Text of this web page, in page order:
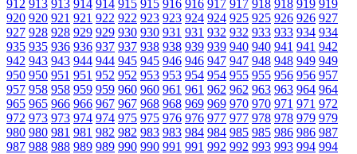
912 913 913 914 914 915 915 916 916 917 917 918 918 919 919
920 920 921 921 922 922 923 923 924 924 925 925 926 926 927
927 928 928 929 929 930 930 931 931 932 932 933 933 934 934
935 935 936 936 937 937 938 938 939 939 940 940 941 941 942
942 943 943 944 944 945 945 946 946 947 947 948 948 949 949
950 950 951 951 952 952 953 953 954 954 955 955 956 956 957
957 958 958 959 959 960 960 961 961 962 962 963 963 964 964
965 965 966 966 967 967 968 968 969 969 970 970 971 971 972
972 973 973 974 974 975 975 976 976 977 977 978 978 979 979
980 980 981 981 982 982 983 983 984 984 985 985 986 986 987
987 988 988 989 989 990 990 991 991 992 992 993 993 994 994